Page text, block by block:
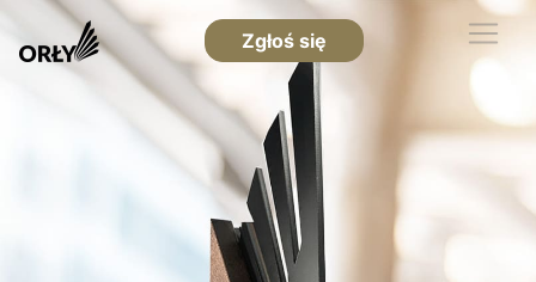
Zgłoś się